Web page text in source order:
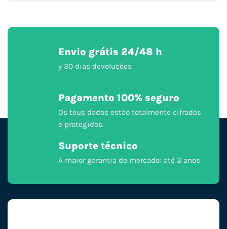
Envio grátis 24/48 h
y 30 dias devoluções
Pagamento 100% seguro
Os teus dados estão totalmente cifrados
e protegidos.
Suporte técnico
A maior garantia do mercado: até 3 anos